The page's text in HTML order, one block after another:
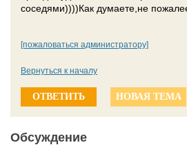
соседями))))Как думаете,не
[пожаловаться администратору]
Вернуться к началу
ОТВЕТИТЬ НОВАЯ ТЕМА
Обсуждение